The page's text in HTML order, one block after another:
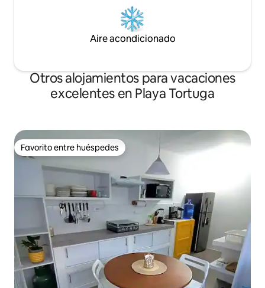
Aire acondicionado
Otros alojamientos para vacaciones
excelentes en Playa Tortuga
Favorito entre huéspedes
Favorito entre huéspedes